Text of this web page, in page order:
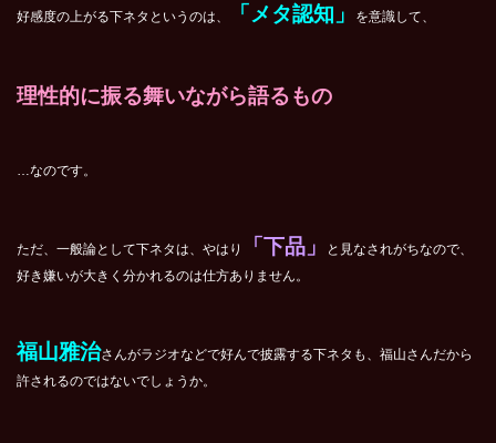
好感度の上がる下ネタというのは、 「メタ認知」 を意識して、
理性的に振る舞いながら語るもの
…なのです。
ただ、一般論として下ネタは、やはり 「下品」
と見なされがちなので、
好き嫌いが大きく分かれるのは仕方ありません。
福山雅治さんがラジオなどで好んで披露する下ネタも、福山さんだから
許されるのではないでしょうか。